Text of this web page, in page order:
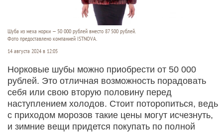
Шуба из меха норки — 50 000 рублей вместо 87 500 рублей.
Фото предоставлено компанией ISTNOVA.
14 августа 2024 в 12:05
Норковые шубы можно приобрести от 50 000
рублей. Это отличная возможность порадовать
себя или свою вторую половину перед
наступлением холодов. Стоит поторопиться, ведь
с приходом морозов такие цены могут исчезнуть,
и зимние вещи придется покупать по полной